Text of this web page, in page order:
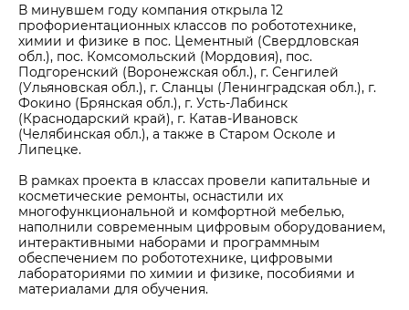
В минувшем году компания открыла 12
профориентационных классов по робототехнике,
химии и физике в пос. Цементный (Свердловская
обл.), пос. Комсомольский (Мордовия), пос.
Подгоренский (Воронежская обл.), г. Сенгилей
(Ульяновская обл.), г. Сланцы (Ленинградская обл.), г.
Фокино (Брянская обл.), г. Усть-Лабинск
(Краснодарский край), г. Катав-Ивановск
(Челябинская обл.), а также в Старом Осколе и
Липецке.
В рамках проекта в классах провели капитальные и
косметические ремонты, оснастили их
многофункциональной и комфортной мебелью,
наполнили современным цифровым оборудованием,
интерактивными наборами и программным
обеспечением по робототехнике, цифровыми
лабораториями по химии и физике, пособиями и
материалами для обучения.